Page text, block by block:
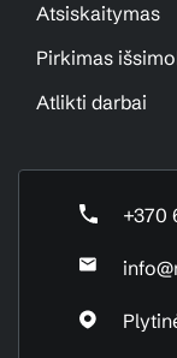
+370
Atsiskaitymas
Pirkimas
Atlikti darbai